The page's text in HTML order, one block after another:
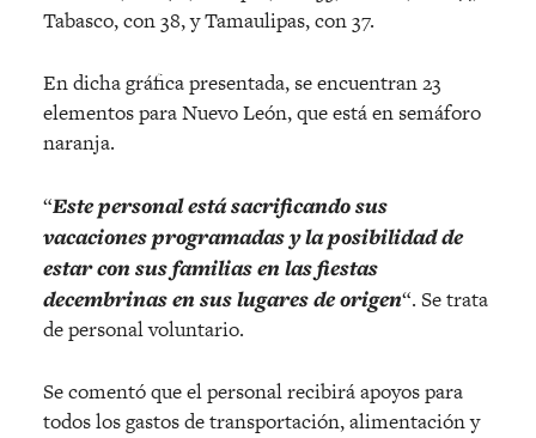
Tabasco, con 38, y Tamaulipas, con 37.
En dicha gráfica presentada, se encuentran 23
elementos para Nuevo León, que está en semáforo
naranja.
“Este personal está sacrificando sus
vacaciones programadas y la posibilidad de
estar con sus familias en las fiestas
decembrinas en sus lugares de origen“. Se trata
de personal voluntario.
Se comentó que el personal recibirá apoyos para
todos los gastos de transportación, alimentación y